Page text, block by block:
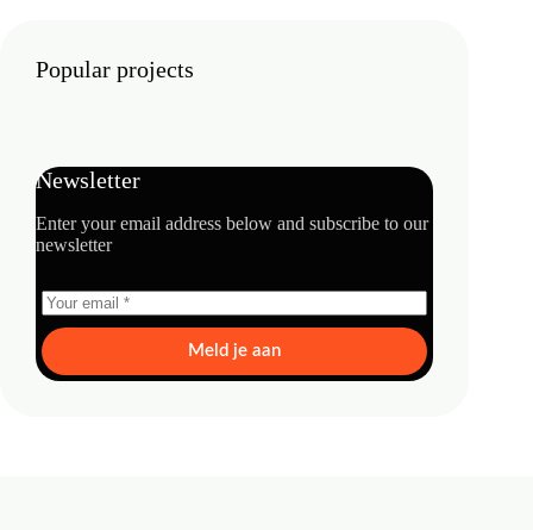
Popular projects
Newsletter
Enter your email address below and subscribe to our
newsletter
Meld je aan